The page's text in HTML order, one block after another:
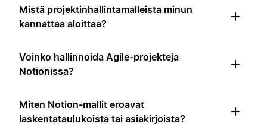
Mistä projektinhallintamalleista minun
kannattaa aloittaa?
Voinko hallinnoida Agile-projekteja
Notionissa?
Miten Notion-mallit eroavat
laskentataulukoista tai asiakirjoista?